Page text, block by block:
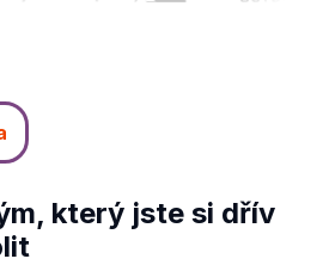
který jste si dřív